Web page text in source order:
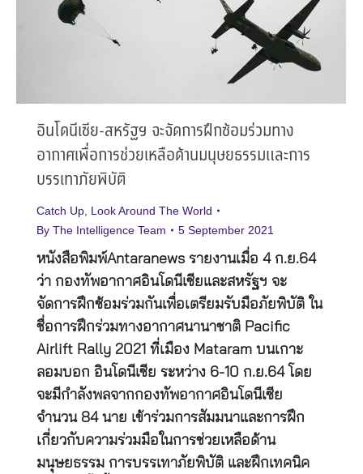
อินโดนีเซีย-สหรัฐฯ จะจัดการฝึกซ้อมร่วมทาง
อากาศเพื่อการช่วยเหลือด้านมนุษยธรรมและการ
บรรเทาภัยพิบัติ
Catch Up Look Around The World
By The Intelligence Team 5 September 2021
หนังสือพิมพ์Antaranews รายงานเมื่อ 4 ก.ย.64
ว่า กองทัพอากาศอินโดนีเซียและสหรัฐฯ จะ
จัดการฝึกซ้อมร่วมกันเพื่อเตรียมรับมือภัยพิบัติ ใน
ชื่อการฝึกร่วมทางอากาศนานาชาติ Pacific
Airlift Rally 2021 ที่เมือง Mataram บนเกาะ
ลอมบอก อินโดนีเซีย ระหว่าง 6-10 ก.ย.64 โดย
จะมีกำลังพลจากกองทัพอากาศอินโดนีเซีย
จำนวน 84 นาย เข้าร่วมการสัมมนาและการฝึก
เกี่ยวกับความร่วมมือในการช่วยเหลือด้าน
มนุษยธรรม การบรรเทาภัยพิบัติ และฝึกเทคนิค